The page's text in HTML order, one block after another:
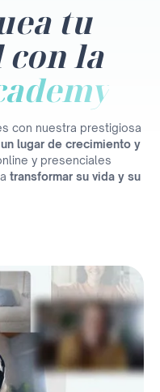
tu
la
con nuestra prestigiosa
un lugar de crecimiento y
y presenciales
transformar su vida y su